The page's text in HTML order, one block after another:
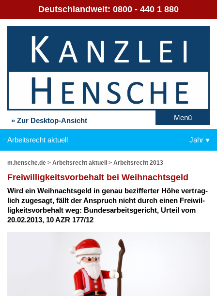
Deutschlandweit: 0800 - 440 1 880
» Zur Desktop-Ansicht Menü
Arbeitsrecht aktuell Jahr
m.hensche.de > Arbeitsrecht aktuell > Arbeitsrecht 2013
Frei­wil­lig­keits­vor­be­halt bei Weih­nachts­geld
Wird ein Weih­nachts­geld in ge­nau be­zif­fer­ter Hö­he ver­trag­
lich zu­ge­sagt, fällt der An­spruch nicht durch ei­nen Frei­wil­
lig­keits­vor­be­halt weg: Bun­des­ar­beits­ge­richt, Ur­teil vom
20.02.2013, 10 AZR 177/12